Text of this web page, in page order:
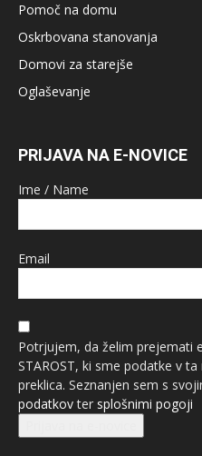
Pomoč na domu
Oskrbovana stanovanja
Domovi za starejše
Oglaševanje
PRIJAVA NA E-NOVICE
Ime / Name
Email
Potrjujem, da želim prejemati
STAROST, ki sme podatke v
preklica. Seznanjen sem s
podatkovter splošnimi pogoji